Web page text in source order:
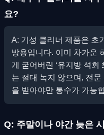
요?
A: 기성 클리너 제품은 초
방용입니다. 이미 차가운
게 굳어버린 ‘유지방 석회
는 절대 녹지 않으며, 전
을 받아야만 통수가 가능
Q: 주말이나 야간 늦은